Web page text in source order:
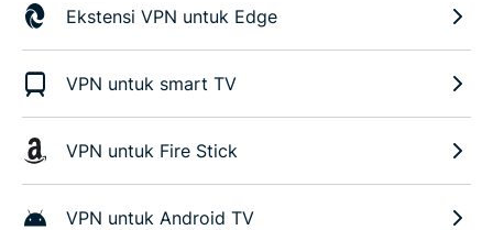
Ekstensi VPN untuk Edge
VPN untuk smart TV
VPN untuk Fire Stick
VPN untuk Android TV